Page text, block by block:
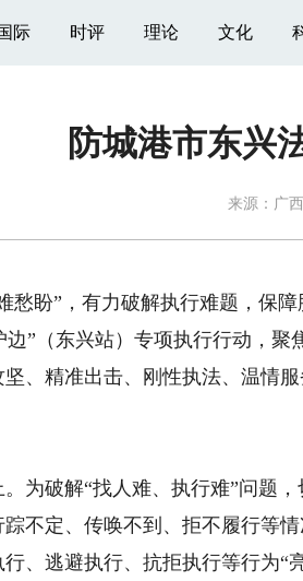
际 时评 理论 文化
防城港市东兴
来源： 广
盼”，有力破解执行难题，保障
边”（东兴站）专项执行行动，
、精准出击、刚性执法、温情
破解“找人难、执行难”问题，
不定、传唤不到、拒不履行等
、逃避执行、抗拒执行等行为“亮